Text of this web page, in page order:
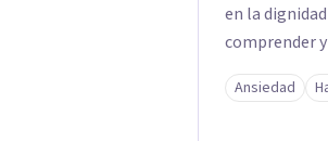
en la
comprender
firmemente
bienestar, la autonomía
Ansiedad